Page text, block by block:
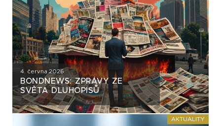
4. června 2026
BONDNEWS: ZPRÁVY ZE
SVĚTA DLUHOPISŮ
AKTUALITY